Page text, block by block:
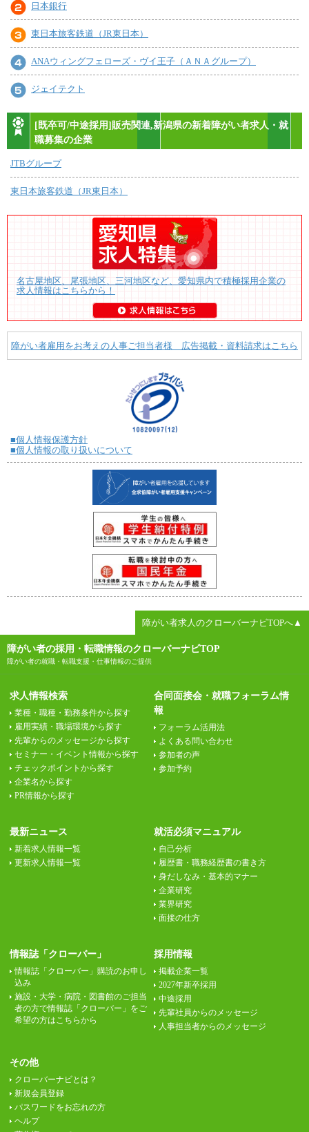
日本銀行
東日本旅客鉄道（JR東日本）
ANAウィングフェローズ・ヴイ王子（ＡＮＡグループ）
ジェイテクト
[既卒可/中途採用]販売関連,新潟県の新着障がい者求人・就
職募集の企業
JTBグループ
東日本旅客鉄道（JR東日本）
名古屋地区、尾張地区、三河地区など、愛知県内で積極採用企業の
求人情報はこちらから！
障がい者雇用をお考えの人事ご担当者様 広告掲載・資料請求はこちら
■個人情報保護方針
■個人情報の取り扱いについて
障がい者求人のクローバーナビTOPへ▲
障がい者の採用・転職情報のクローバーナビTOP
障がい者の就職・転職支援・仕事情報のご提供
求人情報検索
業種・職種・勤務条件から探す
雇用実績・職場環境から探す
先輩からのメッセージから探す
セミナー・イベント情報から探す
チェックポイントから探す
企業名から探す
PR情報から探す
合同面接会・就職フォーラム情
報
フォーラム活用法
よくある問い合わせ
参加者の声
参加予約
最新ニュース
新着求人情報一覧
更新求人情報一覧
就活必須マニュアル
自己分析
履歴書・職務経歴書の書き方
身だしなみ・基本的マナー
企業研究
業界研究
面接の仕方
情報誌「クローバー」
情報誌「クローバー」購読のお申し
込み
施設・大学・病院・図書館のご担当
者の方で情報誌「クローバー」をご
希望の方はこちらから
採用情報
掲載企業一覧
2027年新卒採用
中途採用
先輩社員からのメッセージ
人事担当者からのメッセージ
その他
クローバーナビとは？
新規会員登録
パスワードをお忘れの方
ヘルプ